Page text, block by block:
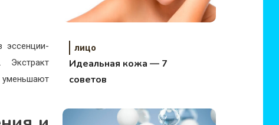
эссенции-
Экстракт
уменьшают
лицо
Идеальная кожа — 7
советов